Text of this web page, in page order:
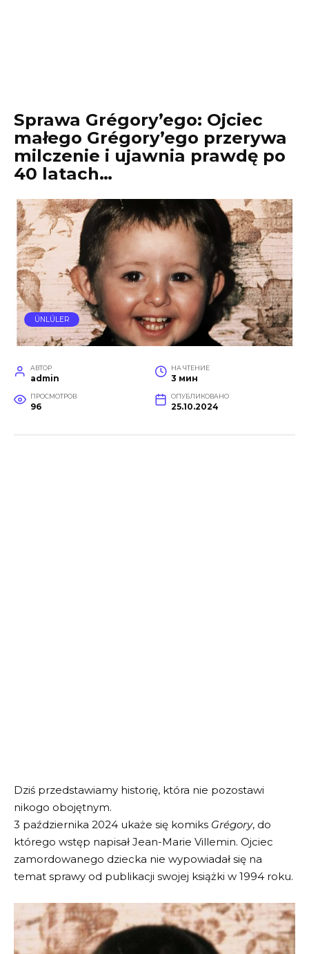
Sprawa Grégory’ego: Ojciec
małego Grégory’ego przerywa
milczenie i ujawnia prawdę po
40 latach…
ÜNLÜLER
АВТОР
admin
НА ЧТЕНИЕ
3 мин
ПРОСМОТРОВ
96
ОПУБЛИКОВАНО
25.10.2024
Dziś przedstawiamy historię, która nie pozostawi
nikogo obojętnym.
3 października 2024 ukaże się komiks Grégory, do
którego wstęp napisał Jean-Marie Villemin. Ojciec
zamordowanego dziecka nie wypowiadał się na
temat sprawy od publikacji swojej książki w 1994 roku.